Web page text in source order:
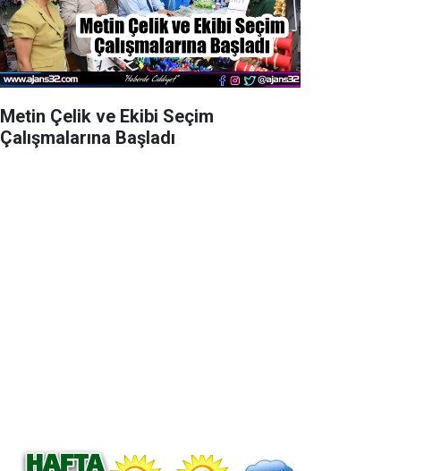
Metin Çelik ve Ekibi Seçim
Çalışmalarına Başladı